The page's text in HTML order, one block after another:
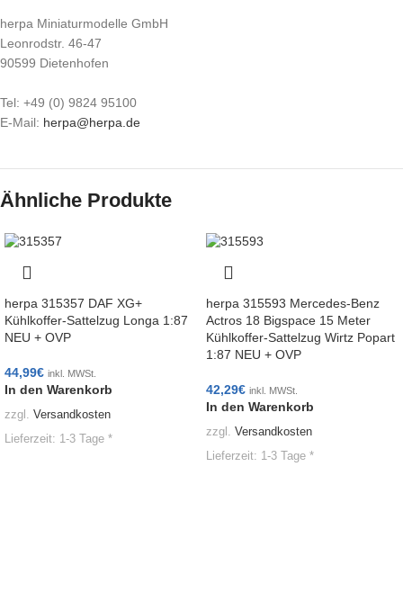
herpa Miniaturmodelle GmbH
Leonrodstr. 46-47
90599 Dietenhofen
Tel: +49 (0) 9824 95100
E-Mail: herpa@herpa.de
Ähnliche Produkte
herpa 315357 DAF XG+
Kühlkoffer-Sattelzug Longa 1:87
NEU + OVP
44,99€ inkl. MWSt.
In den Warenkorb
zzgl. Versandkosten
Lieferzeit: 1-3 Tage *
herpa 315593 Mercedes-Benz
Actros 18 Bigspace 15 Meter
Kühlkoffer-Sattelzug Wirtz Popart
1:87 NEU + OVP
42,29€ inkl. MWSt.
In den Warenkorb
zzgl. Versandkosten
Lieferzeit: 1-3 Tage *